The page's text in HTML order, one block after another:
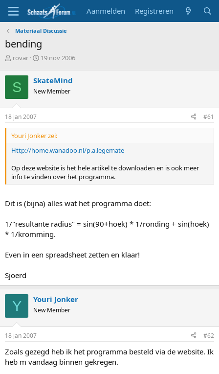
Aanmelden Registreren
Materiaal Discussie
bending
T
p
i
c
s
t
a
r
t
r
rovar
S
r
t
a
u
m
19 nov 2006
S SkateMind
New Member
18 jan 2007 #61
Youri Jonker zei:
Http://home.wanadoo.nl/p.a.legemate
Op deze website is het hele artikel te downloaden en is ook meer
info te vinden over het programma.
Dit is (bijna) alles wat het programma doet:
1/"resultante radius" = sin(90+hoek) * 1/ronding + sin(hoek)
* 1/kromming.
Even in een spreadsheet zetten en klaar!
Sjoerd
Y Youri Jonker
New Member
18 jan 2007 #62
Zoals gezegd heb ik het programma besteld via de website. Ik
heb m vandaag binnen gekregen.